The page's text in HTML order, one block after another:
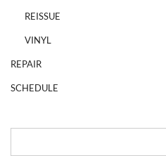
REISSUE
VINYL
REPAIR
SCHEDULE